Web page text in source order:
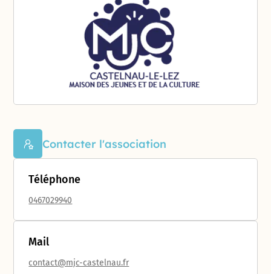
Contacter l'association
Téléphone
0467029940
Mail
contact@mjc-castelnau.fr